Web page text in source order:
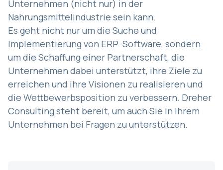
Unternehmen (nicht nur) in der
Nahrungsmittelindustrie sein kann.
Es geht nicht nur um die Suche und
Implementierung von ERP-Software, sondern
um die Schaffung einer Partnerschaft, die
Unternehmen dabei unterstützt, ihre Ziele zu
erreichen und ihre Visionen zu realisieren und
die Wettbewerbsposition zu verbessern. Dreher
Consulting steht bereit, um auch Sie in Ihrem
Unternehmen bei Fragen zu unterstützen.